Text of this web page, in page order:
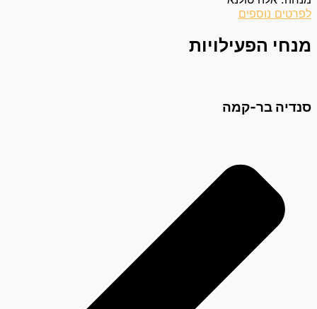
לפרטים נוספים
מנחי הפעילויות
סנדיה בר-קמה